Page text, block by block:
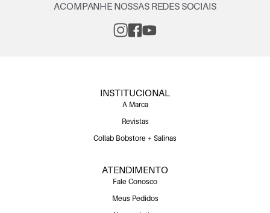
ACOMPANHE NOSSAS REDES SOCIAIS
INSTITUCIONAL
A Marca
Revistas
Collab Bobstore + Salinas
ATENDIMENTO
Fale Conosco
Meus Pedidos